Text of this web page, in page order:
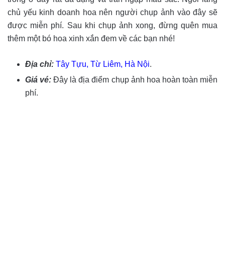
chủ yếu kinh doanh hoa nên người chụp ảnh vào đây sẽ
được miễn phí. Sau khi chụp ảnh xong, đừng quên mua
thêm một bó hoa xinh xắn đem về các bạn nhé!
Địa chỉ: Tây Tựu, Từ Liêm, Hà Nội.
Giá vé: Đây là địa điểm chụp ảnh hoa hoàn toàn miễn
phí.